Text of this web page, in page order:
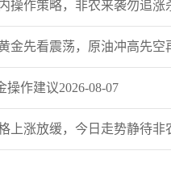
操作策略，非农来袭勿追涨
金先看震荡，原油冲高先空
作建议2026-08-07
上涨放缓，今日走势静待非